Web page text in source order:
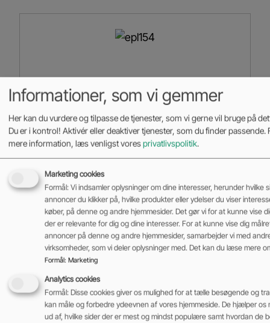
EP EPL185
Elektriske lager- og butikshåndteringsmaskiner
Elpallevogne,Fabriksnye maskiner på lager
Kapacitet
1800 kg
Informationer, som vi gemmer
Her kan du vurdere og tilpasse de tjenester, som vi gerne vil bruge på
Du er i kontrol! Aktivér eller deaktiver tjenester, som du finder passende.
mere information, læs venligst voresprivatlivspolitik.
Marketing cookies
Formål: Vi indsamler oplysninger om dine interesser, herunder hvilke
annoncer du klikker på, hvilke produkter eller ydelser du viser
køber, på denne og andre hjemmesider. Det gør vi for at kunne vise
der er relevante for dig og dine interesser. For at kunne vise dig
annoncer på denne og andre hjemmesider, samarbejder vi med
virksomheder, som vi deler oplysninger med. Det kan du læse mere
Formål: Marketing
Analytics cookies
Formål: Disse cookies giver os mulighed for at tælle besøgende og
kan måle og forbedre ydeevnen af vores hjemmeside. De hjælper os
ud af, hvilke sider der er mest og mindst populære samt hvordan de